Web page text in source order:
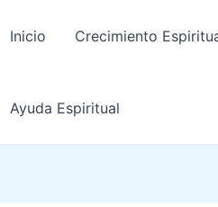
Inicio Crecimiento
Ayuda Espiritual